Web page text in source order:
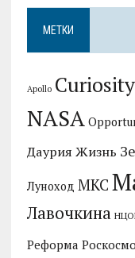
МЕТКИ
Apollo Curiosity
NASA
Даурия Жизнь
Луноход МКС
Лавочкина
Реформа